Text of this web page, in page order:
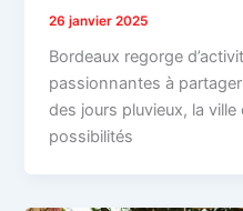
26 janvier 2025
Bordeaux regorge
passionnantes à
des jours pluvieux, la
possibilités